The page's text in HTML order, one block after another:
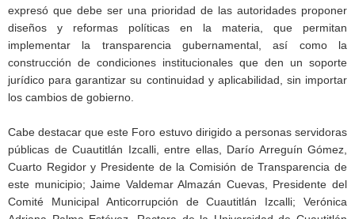
expresó que debe ser una prioridad de las autoridades proponer
diseños y reformas políticas en la materia, que permitan
implementar la transparencia gubernamental, así como la
construcción de condiciones institucionales que den un soporte
jurídico para garantizar su continuidad y aplicabilidad, sin importar
los cambios de gobierno.
Cabe destacar que este Foro estuvo dirigido a personas servidoras
públicas de Cuautitlán Izcalli, entre ellas, Darío Arreguín Gómez,
Cuarto Regidor y Presidente de la Comisión de Transparencia de
este municipio; Jaime Valdemar Almazán Cuevas, Presidente del
Comité Municipal Anticorrupción de Cuautitlán Izcalli; Verónica